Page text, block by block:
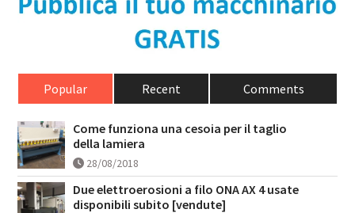
Popular Recent Comments
Come funziona una cesoia per il taglio
della lamiera
28/08/2018
Due elettroerosioni a filo ONA AX 4 usate
disponibili subito [vendute]